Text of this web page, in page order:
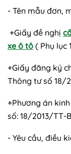
- Tên mẫu đơn,
+Giấy đề nghị
xe ô tô ( Phụ lục
+Giấy đăng ký
Thông tư số 18/
+Phương án
số: 18/2013/TT-
- Yêu cầu, điều